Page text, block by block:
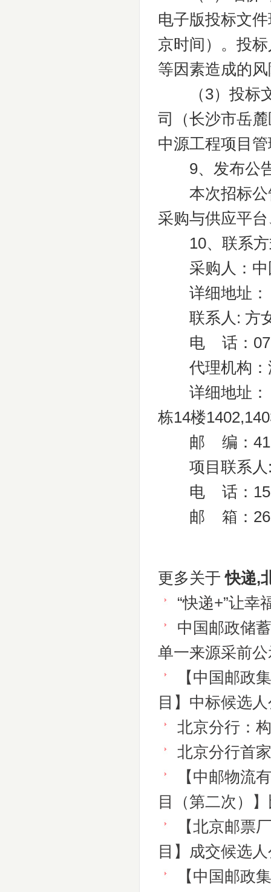
电子版投标文
京时间）。投
等因素造成的
（3）投标文
司（长沙市岳
中源工程项目
9、发布公
本次招标公告
采购与供应平
10、联系方
采购人：中
详细地址：
联系人: 方
电 话：
代理机构：
详细地址：
栋14楼
邮 编：
项目联系人
电 话：
邮 箱：
更多关于快递,
“快递+”让幸
中国邮政储
单一来源采前
【中国邮政
目】中标候选
北京分行：
北京分行首
【中邮物流
目（第二次）
【北京邮票
目】成交候选
【中国邮政